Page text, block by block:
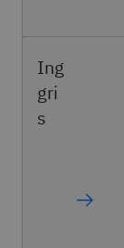
Ing
gri
s